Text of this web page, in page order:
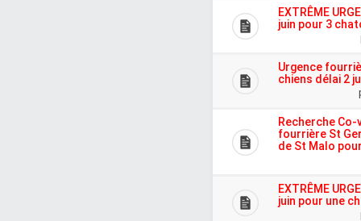
EXTRÊME
juin pour 3
Urgence
chiens délai 2
Recherche
fourrière St
de St Malo
EXTRÊME
juin pour une